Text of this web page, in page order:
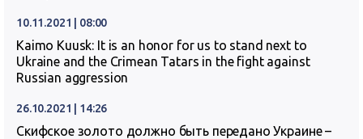
10.11.2021 | 08:00
Kaimo Kuusk: It is an honor for us to stand next to
Ukraine and the Crimean Tatars in the fight against
Russian aggression
26.10.2021 | 14:26
Скифское золото должно быть передано Украине –